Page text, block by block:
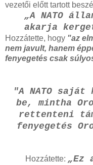
vezetői előtt tartott
„A NATO
akarja
Hozzátette, hogy "az
nem javult, hanem
fenyegetés csak
"A NATO
be, mintha
rettenteni
fenyegetés
Hozzátette: „Ez